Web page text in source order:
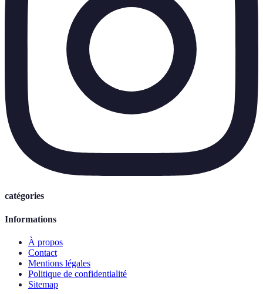
catégories
Informations
À propos
Contact
Mentions légales
Politique de confidentialité
Sitemap